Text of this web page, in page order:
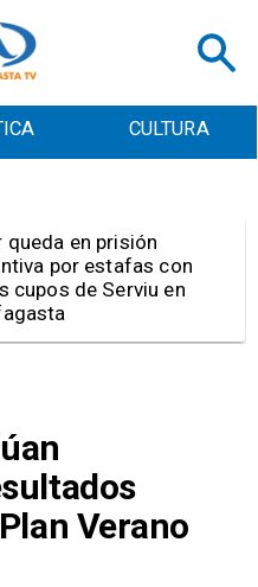
CULTURA
Verano
| Choferes del
piden
mixto de pago